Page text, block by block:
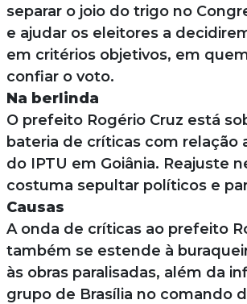
separar o joio do trigo no
e ajudar os eleitores a
em critérios objetivos, em
confiar o voto.
Na berlinda
O prefeito Rogério Cruz está
bateria de críticas com relação
do IPTU em Goiânia. Reajuste
costuma sepultar políticos e
Causas
A onda de críticas ao prefeito
também se estende à
às obras paralisadas, além da
grupo de Brasília no comando